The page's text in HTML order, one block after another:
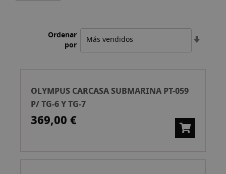
Ordenar
por
OLYMPUS CARCASA SUBMARINA PT-059
P/ TG-6 Y TG-7
369,00 €